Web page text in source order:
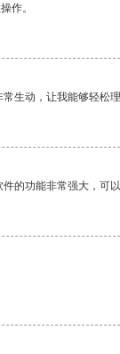
作。
生动，让我能够轻松理
的功能非常强大，可